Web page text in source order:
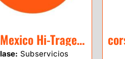
cors Mexico Hi-Traget 1 Mes
Subservicios